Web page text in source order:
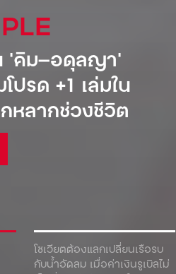
โซเวียตต้องแลกเปลี่ยนเรือรบ
กับน้ำอัดลม เมื่อค่าเงินรูเบิลไม่
คิม—อดุลญา’
ปรด +1 เล่มใน
หลากช่วงชีวิต